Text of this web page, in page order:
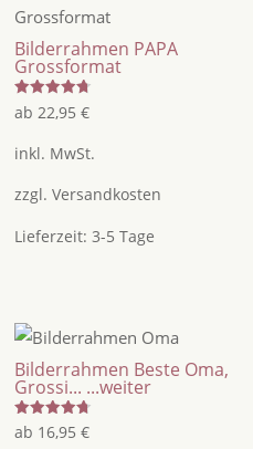
Bilderrahmen PAPA
Grossformat
Bewertet
mit
von 5
ab22,95€
inkl. MwSt.
zzgl.Versandkosten
Lieferzeit:3-5 Tage
Bilderrahmen Beste Oma,
Grossi... ...weiter
Bewertet
mit
ab 16,95€